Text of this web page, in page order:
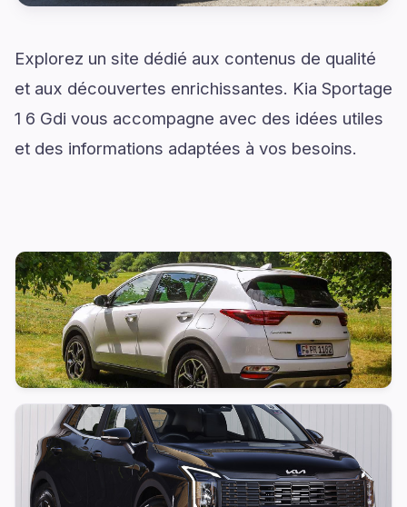
Explorez un site dédié aux contenus de qualité
et aux découvertes enrichissantes. Kia Sportage
1 6 Gdi vous accompagne avec des idées utiles
et des informations adaptées à vos besoins.